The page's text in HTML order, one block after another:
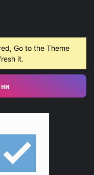
Go to the Theme
it.